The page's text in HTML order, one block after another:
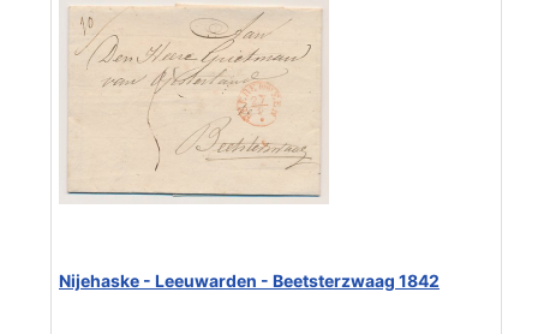
Nijehaske - Leeuwarden - Beetsterzwaag 1842